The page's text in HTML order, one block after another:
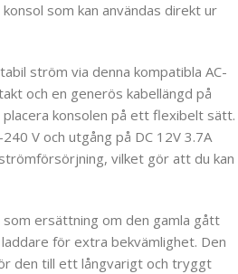
som kan användas direkt ur
ström via denna kompatibla AC-
och en generös kabellängd på
konsolen på ett flexibelt sätt.
V och utgång på DC 12V 3.7A
vilket gör att du kan
ersättning om den gamla gått
för extra bekvämlighet. Den
den till ett långvarigt och tryggt